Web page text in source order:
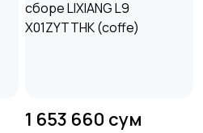
1 653 660 сум